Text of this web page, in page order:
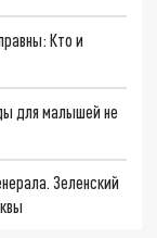
Кто и
для малышей не
Зеленский